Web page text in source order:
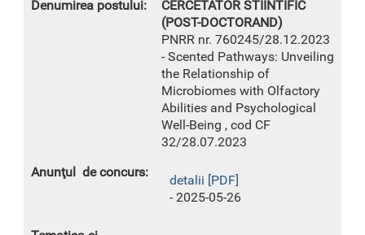
CERCETATOR STIINTIFIC
(POST-DOCTORAND)
PNRR nr. 760245/28.12.2023
- Scented Pathways: Unveiling
the Relationship of
Microbiomes with Olfactory
Abilities and Psychological
Well-Being , cod CF
32/28.07.2023
detalii [PDF]
- 2025-05-26